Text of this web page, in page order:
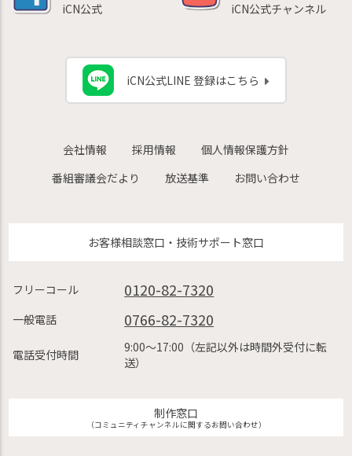
iCN公式 iCN公式チャンネル
iCN公式LINE 登録はこちら
会社情報 採用情報
個人情報保護方針
番組審議会だより
放送基準 お問い合わせ
お客様相談窓口・技術サポート窓口
フリーコール 0120-82-7320
一般電話 0766-82-7320
電話受付時間
9:00〜17:00（左記以外は時間外受付に転
送）
制作窓口
（コミュニティチャンネルに関するお問い合わせ）